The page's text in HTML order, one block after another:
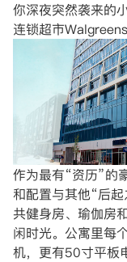
你深夜突然袭来的
连锁超市
作为最有“资历”的
和配置与其他“后
共健身房、瑜伽房
闲时光。公寓里每
机，更有50寸平板